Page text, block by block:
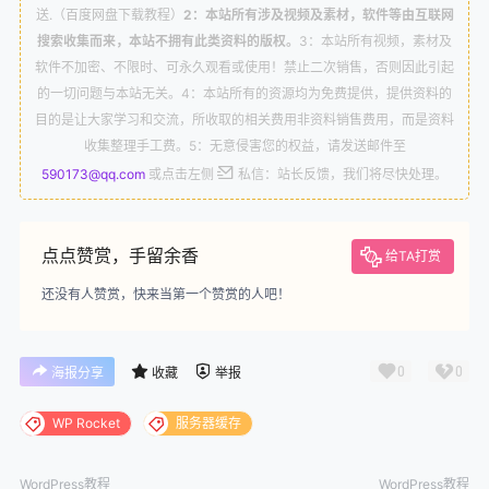
17. 最新Nginx与Apache设置静态资源缓存
18.
WordPress Redis 配置指南：Object Cache Pro 插
件详解
19.
WordPress 彻底禁用上传媒体图片自动生成缩略图及
多尺寸图片
送.（百度网盘下载教程） 2：本站所有涉及视频及素材，软件等由互联网
搜索收集而来，本站不拥有此类资料的版权。 3：本站所有视频，素材及
软件不加密、不限时、可永久观看或使用！禁止二次销售，否则因此引起
的一切问题与本站无关。4：本站所有的资源均为免费提供，提供资料的
目的是让大家学习和交流，所收取的相关费用非资料销售费用，而是资料
收集整理手工费。5：无意侵害您的权益，请发送邮件至
590173@qq.com 或点击左侧 私信：站长反馈，我们将尽快处理。
点点赞赏，手留余香 给TA打赏
还没有人赞赏，快来当第一个赞赏的人吧！
海报分享 收藏 举报 0 0
WP Rocket 服务器缓存
WordPress教程 WordPress教程